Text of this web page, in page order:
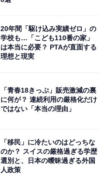
20年間「駆け込み実績ゼロ」の
学校も…「こども110番の家」
は本当に必要？ PTAが直面する
理想と現実
「青春18きっぷ」販売激減の裏
に何が？ 連続利用の厳格化だけ
ではない「本当の理由」
「移民」に冷たいのはどっちな
のか？ スイスの厳格過ぎる学歴
選別と、日本の曖昧過ぎる外国
人政策